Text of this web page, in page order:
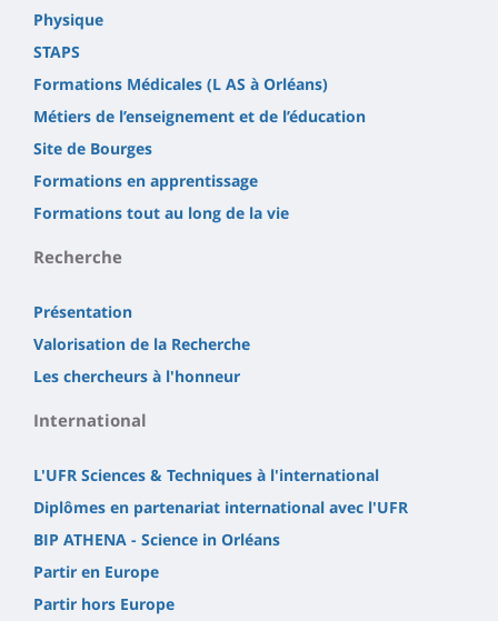
Physique
STAPS
Formations Médicales (L AS à Orléans)
Métiers de l’enseignement et de l’éducation
Site de Bourges
Formations en apprentissage
Formations tout au long de la vie
Recherche
Présentation
Valorisation de la Recherche
Les chercheurs à l'honneur
International
L'UFR Sciences & Techniques à l'international
Diplômes en partenariat international avec l'UFR
BIP ATHENA - Science in Orléans
Partir en Europe
Partir hors Europe